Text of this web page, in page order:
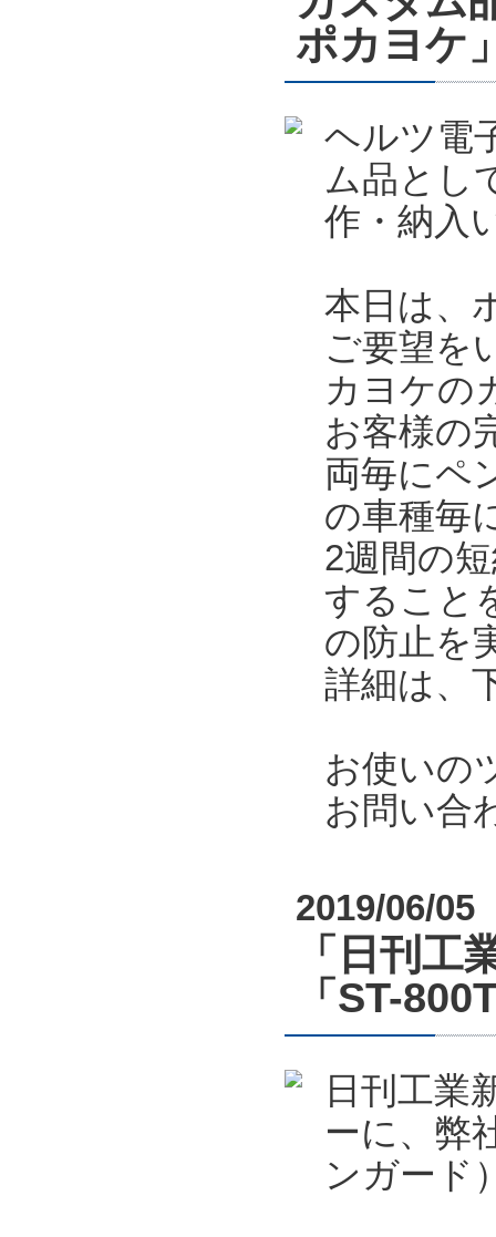
ポカヨケ
ヘルツ電
ム品とし
作・納入
本日は、
ご要望を
カヨケの
お客様の
両毎にペ
の車種毎
2週間の
すること
の防止を
詳細は、
お使いの
お問い合
2019/06/05
「日刊工
「ST-
日刊工業
ーに、弊
ンガード